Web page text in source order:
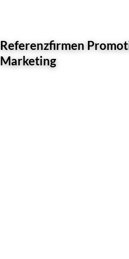
Referenzfirmen
Marketing